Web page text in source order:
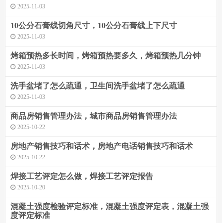
2025-11-03
10公分石膏线切角尺寸，10公分石膏线上下尺寸
2025-11-03
烤箱预热多长时间，烤箱预热要多久，烤箱预热几分钟
2025-11-03
洗手盆堵了怎么疏通，卫生间洗手盆堵了怎么疏通
2025-11-03
商品房销售管理办法，城市商品房销售管理办法
2025-10-22
房地产销售技巧和话术，房地产电话销售技巧和话术
2025-10-22
焊接工艺评定怎么做，焊接工艺评定报告
2025-10-20
混凝土强度检验评定标准，混凝土强度评定表，混凝土强
度评定标准